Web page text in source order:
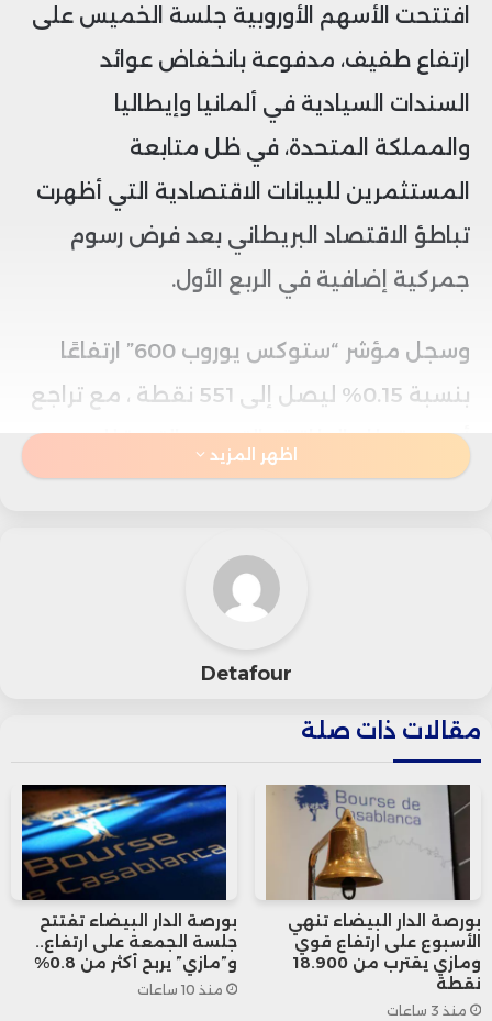
افتتحت الأسهم الأوروبية جلسة الخميس على
ارتفاع طفيف، مدفوعة بانخفاض عوائد
السندات السيادية في ألمانيا وإيطاليا
والمملكة المتحدة، في ظل متابعة
المستثمرين للبيانات الاقتصادية التي أظهرت
تباطؤ الاقتصاد البريطاني بعد فرض رسوم
جمركية إضافية في الربع الأول.
وسجل مؤشر “ستوكس يوروب 600” ارتفاعًا
بنسبة 0.15% ليصل إلى 551 نقطة ، مع تراجع
أسهم قطاع الطاقة والتعدين التي قللت من
حدة المكاسب.
وعلى المستوى الوطني، انخفض مؤشر
وأظهرت البيانات الأولية الصادرة عن مكتب
الإحصاءات الوطنية البريطاني نمو الاقتصاد
البريطاني بنسبة 0.3% في الربع الثاني، متجاوزًا
التوقعات التي أشارت إلى نمو محدود بنسبة
اظهر المزيد
Detafour
مقالات ذات صلة
بورصة الدار البيضاء تنهي
الأسبوع على ارتفاع قوي
ومازي يقترب من 18.900
نقطة
منذ 3 ساعات
بورصة الدار البيضاء تفتتح
جلسة الجمعة على ارتفاع..
و”مازي” يربح أكثر من 0.8%
منذ 10 ساعات